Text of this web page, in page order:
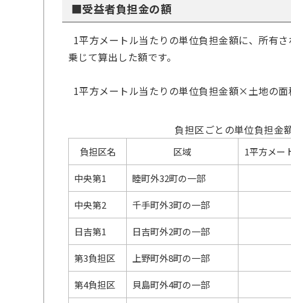
■受益者負担金の額
1平方メートル当たりの単位負担金額に、所有
乗じて算出した額です。
1平方メートル当たりの単位負担金額×土地の
負担区ごとの単位負担金
負担区名 区域 1平方メー
中央第1 睦町外32町の一部
中央第2 千手町外3町の一部
日吉第1 日吉町外2町の一部
第3負担区 上野町外8町の一部
第4負担区 貝島町外4町の一部